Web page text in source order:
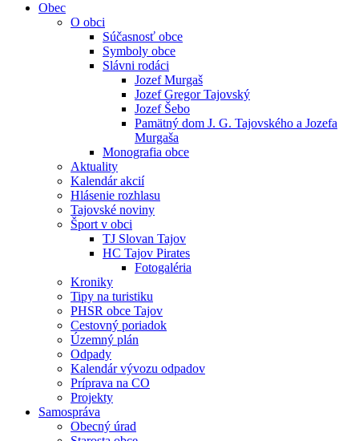
Obec
O obci
Súčasnosť obce
Symboly obce
Slávni rodáci
Jozef Murgaš
Jozef Gregor Tajovský
Jozef Šebo
Pamätný dom J. G. Tajovského a Jozefa
Murgaša
Monografia obce
Aktuality
Kalendár akcií
Hlásenie rozhlasu
Tajovské noviny
Šport v obci
TJ Slovan Tajov
HC Tajov Pirates
Fotogaléria
Kroniky
Tipy na turistiku
PHSR obce Tajov
Cestovný poriadok
Územný plán
Odpady
Kalendár vývozu odpadov
Príprava na CO
Projekty
Samospráva
Obecný úrad